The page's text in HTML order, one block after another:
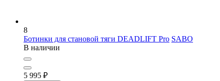
8
Ботинки для становой тяги DEADLIFT Pro SABO
В наличии
5 995 ₽